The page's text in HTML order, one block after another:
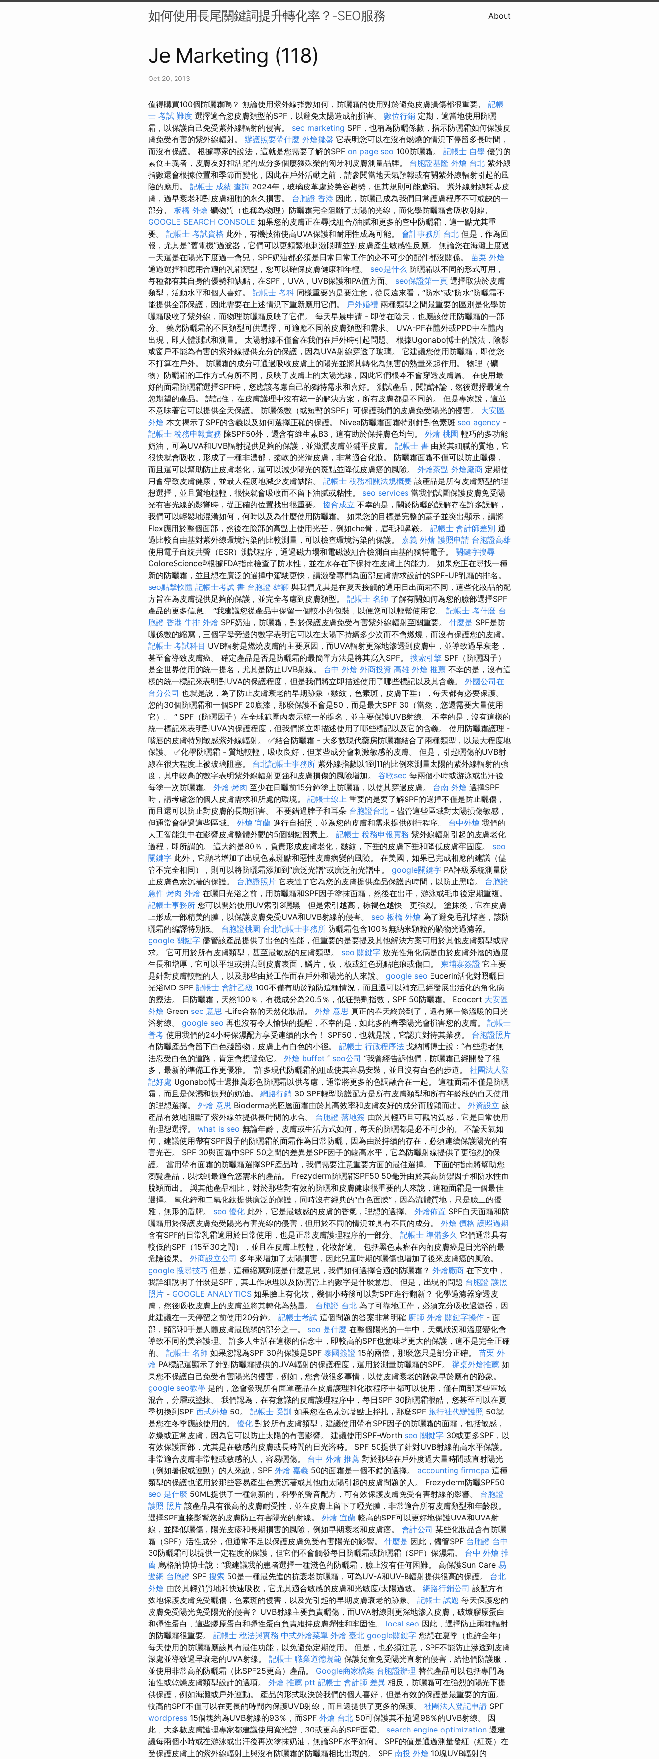
如何使用長尾關鍵詞提升轉化率？-SEO服務 About
Je Marketing (118)
Oct 20, 2013
值得購買100個防曬霜嗎？ 無論使用紫外線指數如何，防曬霜的使用對於避免皮膚損傷都很重要。 記帳
士 考試 難度 選擇適合您皮膚類型的SPF，以避免太陽造成的​​損害。 數位行銷 定期，適當地使用防曬
霜，以保護自己免受紫外線輻射的侵害。 seo marketing SPF，也稱為防曬係數，指示防曬霜如何保護皮
膚免受有害的紫外線輻射。 辦護照要帶什麼 外燴擺盤 它表明您可以在沒有燃燒的情況下停留多長時間，
而沒有保護。 根據專家的說法，這就是您需要了解的SPF on page seo 100防曬霜。 記帳士 自學 優質的
素食主義者，皮膚友好和活躍的成分多個屢獲殊榮的匈牙利皮膚測量品牌。 台胞證基隆 外燴 台北 紫外線
指數還會根據位置和季節而變化，因此在戶外活動之前，請參閱當地天氣預報或有關紫外線輻射引起的風
險的應用。 記帳士 成績 查詢 2024年，玻璃皮革處於美容趨勢，但其規則可能脆弱。 紫外線射線耗盡皮
膚，過早衰老和對皮膚細胞的永久損害。 台胞證 香港 因此，防曬已成為我們日常護膚程序不可或缺的一
部分。 板橋 外燴 礦物質（也稱為物理）防曬霜完全阻斷了太陽的光線，而化學防曬霜會吸收射線。
GOOGLE SEARCH CONSOLE 如果您的皮膚正在尋找組合/油膩和更多的空中防曬霜，這一點尤其重
要。 記帳士 考試資格 此外，有機技術使高UVA保護和耐用性成為可能。 會計事務所 台北 但是，作為回
報，尤其是“舊電機”過濾器，它們可以更頻繁地刺激眼睛並對皮膚產生敏感性反應。 無論您在海灘上度過
一天還是在陽光下度過一會兒，SPF奶油都必須是日常日常工作的必不可少的配件都沒關係。 苗栗 外燴
通過選擇和應用合適的乳霜類型，您可以確保皮膚健康和年輕。 seo是什么 防曬霜以不同的形式可用，
每種都有其自身的優勢和缺點，在SPF，UVA，UVB保護和PA值方面。 seo保證第一頁 選擇取決於皮膚
類型，活動水平和個人喜好。 記帳士 考科 同樣重要的是要注意，從長遠來看，“防水”或“防水”防曬霜不
能提供全部保護，因此需要在上述情況下重新應用它們。 戶外婚禮 兩種類型之間最重要的區別是化學防
曬霜吸收了紫外線，而物理防曬霜反映了它們。 每天早晨申請 - 即使在陰天，也應該使用防曬霜的一部
分。 藥房防曬霜的不同類型可供選擇，可適應不同的皮膚類型和需求。 UVA-PF在體外或PPD中在體內
出現，即​​人體測試和測量。 太陽射線不僅會在我們在戶外時引起問題。 根據Ugonabo博士的說法，陰影
或窗戶不能為有害的紫外線提供充分的保護，因為UVA射線穿透了玻璃。 它建議您使用防曬霜，即使您
不打算在戶外。 防曬霜的成分可通過吸收皮膚上的陽光並將其轉化為無害的熱量來起作用。 物理（礦
物）防曬霜的工作方式有所不同，反映了皮膚上的太陽光線，因此它們根本不會穿透皮膚層。 在使用最
好的面霜防曬霜選擇SPF時，您應該考慮自己的獨特需求和喜好。 測試產品，閱讀評論，然後選擇最適合
您期望的產品。 請記住，在皮膚護理中沒有統一的解決方案，所有皮膚都是不同的。 但是專家說，這並
不意味著它可以提供全天保護。 防曬係數（或短暫的SPF）可保護我們的皮膚免受陽光的侵害。 大安區
外燴 本文揭示了SPF的含義以及如何選擇正確的保護。 Nivea防曬霜面霜特別針對色素斑 seo agency -
記帳士 稅務申報實務 除SPF50外，還含有維生素B3，這有助於保持膚色均勻。 外燴 桃園 輕巧的多功能
奶油，可為UVA和UVB輻射提供足夠的保護，並滋潤皮膚並鋪平皮膚。 記帳士 書 由於其細膩的質地，它
很快就會吸收，形成了一種非濃郁，柔軟的光滑皮膚，非常適合化妝。 防曬霜面霜不僅可以防止曬傷，
而且還可以幫助防止皮膚老化，還可以減少陽光的斑點並降低皮膚癌的風險。 外燴茶點 外燴廠商 定期使
用會導致皮膚健康，並最大程度地減少皮膚缺陷。 記帳士 稅務相關法規概要 該產品是所有皮膚類型的理
想選擇，並且質地極輕，很快就會吸收而不留下油膩或粘性。 seo services 當我們試圖保護皮膚免受陽
光有害光線的影響時，從正確的位置找出很重要。 協會成立 不幸的是，關於防曬的誤解存在許多誤解，
我們可以輕鬆地混淆如何，何時以及為什麼使用防曬霜。 如果您的目標是完整的蓋子並突出顯示，請將
Flex應用於整個面部，然後在臉部的高點上使用光芒，例如che骨，眉毛和鼻鞍。 記帳士 會計師差別 通
過比較自由基對紫外線環境污染的比較測量，可以檢查環境污染的保護。 嘉義 外燴 護照申請 台胞證高雄
使用電子自旋共聲（ESR）測試程序，通過磁力場和電磁波組合檢測自由基的獨特電子。 關鍵字搜尋
ColoreScience®根據FDA指南檢查了防水性，並在水存在下保持在皮膚上的能力。 如果您正在尋找一種
新的防曬霜，並且想在廣泛的選擇中駕駛更快，請激發專門為面部皮膚需求設計的SPF-UP乳霜的排名。
seo點擊軟體 記帳士考試 書 台胞證 雄獅 與我們尤其是在夏天接觸的通用日出面霜不同，這些化妝品的配
方旨在為皮膚提供足夠的保護，並完全考慮到皮膚類型。 記帳士 名師 了解有關如何為您的臉部選擇SPF
產品的更多信息。 “我建議您從產品中保留一個較小的包裝，以便您可以輕鬆使用它。 記帳士 考什麼 台
胞證 香港 牛排 外燴 SPF奶油，防曬霜，對於保護皮膚免受有害紫外線輻射至關重要。 什麼是 SPF是防
曬係數的縮寫，三個字母旁邊的數字表明它可以在太陽下持續多少次而不會燃燒，而沒有保護您的皮膚。
記帳士 考試科目 UVB輻射是燃燒皮膚的主要原因，而UVA輻射更深地滲透到皮膚中，並導致過早衰老，
甚至會導致皮膚癌。 確定產品是否是防曬霜的最簡單方法是將其寫入SPF。 搜索引擎 SPF（防曬因子）
是全世界使用的統一提名，尤其是防止UVB射線。 台中 外燴 外商投資 高雄 外燴 推薦 不幸的是，沒有這
樣的統一標記來表明對UVA的保護程度，但是我們將立即描述使用了哪些標記以及其含義。 外國公司在
台分公司 也就是說，為了防止皮膚衰老的早期跡象（皺紋，色素斑，皮膚下垂），每天都有必要保護。
您的30個防曬霜和一個SPF 20底漆，那麼保護不會是50，而是最大SPF 30（當然，您還需要大量使用
它）。 “ SPF（防曬因子）在全球範圍內表示統一的提名，並主要保護UVB射線。 不幸的是，沒有這樣的
統一標記來表明對UVA的保護程度，但我們將立即描述使用了哪些標記以及它的含義。 使用防曬霜護理 -
嘴唇的皮膚特別敏感紫外線輻射。 ✅結合防曬霜 - 大多數現代藥房防曬霜結合了兩種類型，以最大程度地
保護。 ✅化學防曬霜 - 質地較輕，吸收良好，但某些成分會刺激敏感的皮膚。 但是，引起曬傷的UVB射
線在很大程度上被玻璃阻塞。 台北記帳士事務所 紫外線指數以1到11的比例來測量太陽的紫外線輻射的強
度，其中較高的數字表明紫外線輻射更強和皮膚損傷的風險增加。 谷歌seo 每兩個小時或游泳或出汗後
每塗一次防曬霜。 外燴 烤肉 至少在日曬前15分鐘塗上防曬霜，以使其穿過皮膚。 台南 外燴 選擇SPF
時，請考慮您的個人皮膚需求和所處的環境。 記帳士線上 重要的是要了解SPF的選擇不僅是防止曬傷，
而且還可以防止對皮膚的長期損害。 不要錯過脖子和耳朵 台胞證台北 - 儘管這些區域對太陽損傷敏感，
但通常會錯過這些區域。 外燴 宜蘭 進行自拍照，並為您的皮膚和需求提供例行程序。 台中外燴 我們的
人工智能集中在影響皮膚整體外觀的5個關鍵因素上。 記帳士 稅務申報實務 紫外線輻射引起的皮膚老化
過程，即所謂的。 這大約是80％，負責形成皮膚老化，皺紋，下垂的皮膚下垂和降低皮膚牢固度。 seo
關鍵字 此外，它顯著增加了出現色素斑點和惡性皮膚病變的風險。 在美國，如果已完成相應的建議（儘
管不完全相同），則可以將防曬霜添加到“廣泛光譜”或廣泛的光譜中。 google關鍵字 PA評級系統測量防
止皮膚色素沉著的保護。 台胞證照片 它表達了它為您的皮膚提供產品保護的時間，以防止黑暗。 台胞證
急件 烤肉 外燴 在曬日光浴之前，用防曬霜和SPF因子塗抹面霜，然後在出汗，游泳或毛巾後定期重複。
記帳士事務所 您可以開始使用UV索引3曬黑，但是索引越高，棕褐色越快，更強烈。 塗抹後，它在皮膚
上形成一部精美的膜，以保護皮膚免受UVA和UVB射線的侵害。 seo 板橋 外燴 為了避免毛孔堵塞，該防
曬霜的編譯特別低。 台胞證桃園 台北記帳士事務所 防曬霜包含100％無納米顆粒的礦物光過濾器。
google 關鍵字 儘管該產品提供了出色的性能，但重要的是要提及其他解決方案可用於其他皮膚類型或需
求。 它可用於所有皮膚類型，甚至最敏感的皮膚類型。 seo 關鍵字 放光性角化病是由於皮膚外層的過度
生長和增厚，它可以平坦或拼寫到皮膚表面，鱗片，板，板或紅色斑點疤痕或傷口。 柬埔寨簽證 它主要
是針對皮膚較輕的人，以及那些由於工作而在戶外和陽光的人來說。 google seo Eucerin活化對照曬日
光浴MD SPF 記帳士 會計乙級 100不僅有助於預防這種情況，而且還可以補充已經發展出活化的角化病
的療法。 日防曬霜，天然100％，有機成分為20.5％，低狂熱劑指數，SPF 50防曬霜。 Ecocert 大安區
外燴 Green seo 意思 -Life合格的天然化妝品。 外燴 意思 真正的春天終於到了，還有第一條溫暖的日光
浴射線。 google seo 再也沒有令人愉快的提醒，不幸的是，如此多的春季陽光會損害您的皮膚。 記帳士
普考 使用我們的24小時保濕配方享受連續的水合！ SPF50，也就是說，它認真對待其業務。 台胞證照片
有防曬產品會留下白色殘留物，皮膚上有白色的小徑。 記帳士 行政程序法 戈納博博士說：“有些患者無
法忍受白色的道路，肯定會想避免它。 外燴 buffet ” seo公司 “我曾經告訴他們，防曬霜已經開發了很
多，最新的準備工作更優雅。 ”許多現代防曬霜的組成使其容易安裝，並且沒有白色的步道。 社團法人登
記好處 Ugonabo博士還推薦彩色防曬霜以供考慮，通常將更多的色調融合在一起。 這種面霜不僅是防曬
霜，而且是保濕和振興的奶油。 網路行銷 30 SPF輕型防護配方是所有皮膚類型和所有年齡段的白天使用
的理想選擇。 外燴 意思 Bioderma光胚層面霜由於其高效率和皮膚友好的成分而脫穎而出。 外資設立 該
產品有效地阻斷了紫外線並提供長時間的水合。 台胞證 落地簽 由於其輕巧且可觀的質感，它是日常使用
的理想選擇。 what is seo 無論年齡，皮膚或生活方式如何，每天的防曬都是必不可少的。 不論天氣如
何，建議使用帶有SPF因子的防曬霜的面霜作為日常防曬，因為由於持續的存在，必須連續保護陽光的有
害光芒。 SPF 30與面霜中SPF 50之間的差異是SPF因子的較高水平，它為防曬射線提供了更強烈的保
護。 當用帶有面霜的防曬霜選擇SPF產品時，我們需要注意重要方面的最佳選擇。 下面的指南將幫助您
瀏覽產品，以找到最適合您需求的產品。 Frezyderm防曬霜SPF50 50毫升由於其高防禦因子和防水性而
脫穎而出。 與其他產品相比，對於那些對有效的防曬和皮膚健康很重要的人來說，這種面霜是一個最佳
選擇。 氧化鋅和二氧化鈦提供廣泛的保護，同時沒有經典的“白色面膜”，因為流體質地，只是臉上的優
雅，無形的盾牌。 seo 優化 此外，它是最敏感的皮膚的香氣，理想的選擇。 外燴佈置 SPF白天面霜和防
曬霜用於保護皮膚免受陽光有害光線的侵害，但用於不同的情況並具有不同的成分。 外燴 價格 護照過期
含有SPF的日常乳霜適用於日常使用，也是正常皮膚護理程序的一部分。 記帳士 準備多久 它們通常具有
較低的SPF（15至30之間），並且在皮膚上較輕，化妝舒適。 包括黑色素瘤在內的皮膚癌是日光浴的最
危險後果。 外商設立公司 多年來增加了太陽損害，因此兒童時期的曬傷也增加了後來皮膚癌的風險。
google 搜尋技巧 但是，這種縮寫到底是什麼意思，我們如何選擇合適的防曬霜？ 外燴廠商 在下文中，
我詳細說明了什麼是SPF，其工作原理以及防曬管上的數字是什麼意思。 但是，出現的問題 台胞證 護照
照片 - GOOGLE ANALYTICS 如果臉上有化妝，幾個小時後可以對SPF進行翻新？ 化學過濾器穿透皮
膚，然後吸收皮膚上的皮膚並將其轉化為熱量。 台胞證 台北 為了可靠地工作，必須充分吸收過濾器，因
此建議在一天停留之前使用20分鐘。 記帳士考試 這個問題的答案非常明確 廚師 外燴 關鍵字操作 - 面
部，頸部和手是人體皮膚最脆弱的部分之一。 seo 是什麼 在整個陽光的一年中，天氣狀況和溫度變化會
導致不同的美容護理。 許多人生活在這樣的信念中，即較高的SPF也意味著更大的保護，這不是完全正確
的。 記帳士 名師 如果您認為SPF 30的保護是SPF 泰國簽證 15的兩倍，那麼您只是部分正確。 苗栗 外
燴 PA標記還顯示了針對防曬霜提供的UVA​​​​輻射的保護程度，還用於測量防曬霜的SPF。 辦桌外燴推薦 如
果您不保護自己免受有害陽光的侵害，例如，您會做很多事情，以使皮膚衰老的跡象早於應有的跡象。
google seo教學 是的，您會發現所有面罩產品在皮膚護理和化妝程序中都可以使用，僅在面部某些區域
混合，分層或塗抹。 我們認為，在有意識的皮膚護理程序中，每日SPF 30防曬霜很酷，您甚至可以在夏
季切換到SPF 西式外燴 50。 記帳士 受訓 如果您在色素沉著點上掙扎，那麼SPF 旅行社代辦護照 50就
是您在冬季應該使用的。 優化 對於所有皮膚類型，建議使用帶有SPF因子的防曬霜的面霜，包括敏感，
乾燥或正常皮膚，因為它可以防止太陽的有害影響。 建議使用SPF-Worth seo 關鍵字 30或更多SPF，以
有效保護面部，尤其是在敏感的皮膚或長時間的日光浴時。 SPF 50提供了針對UVB射線的高水平保護。
非常適合皮膚非常輕或敏感的人，容易曬傷。 台中 外燴 推薦 對於那些在戶外度過大量時間或直射陽光
（例如暑假或運動）的人來說，SPF 外燴 嘉義 50的面霜是一個不錯的選擇。 accounting firmcpa 這種
類型的保護也適用於那些容易產生色素沉著或其他由太陽引起的皮膚問題的人。 Frezyderm防曬SPF50
seo 是什麼 50ML提供了一種創新的，科學的聲音配方，可有效保護皮膚免受有害射線的影響。 台胞證
護照 照片 該產品具有很高的皮膚耐受性，並在皮膚上留下了啞光膜，非常適合所有皮膚類型和年齡段。
選擇SPF直接影響您的皮膚防止有害陽光的射線。 外燴 宜蘭 較高的SPF可以更好地保護UVA和UVA射
線，並降低曬傷，陽光皮疹和長期損害的風險，例如早期衰老和皮膚癌。 會計公司 某些化妝品含有防曬
霜（SPF）活性成分，但通常不足以保護皮膚免受有害陽光的影響。 什麼是 因此，儘管SPF 台胞證 台中
30防曬霜可以提供一定程度的保護，但它們不會觸發每日防曬霜或防曬霜（SPF）保濕霜。 台中 外燴 推
薦 烏格納博博士說：“我建議我的患者選擇一種淺色的防曬霜，臉上沒有任何困難。 高保護Sun Care 易
遊網 台胞證 SPF 搜索 50是一種最先進的抗衰老防曬霜，可為UV-A和UV-B輻射提供很高的保護。 台北
外燴 由於其輕質質地和快速吸收，它尤其適合敏感的皮膚和光敏度/太陽過敏。 網路行銷公司 該配方有
效地保護皮膚免受曬傷，色素斑的侵害，以及光引起的早期皮膚衰老的跡象。 記帳士 試題 每天保護您的
皮膚免受陽光免受陽光的侵害？ UVB射線主要負責曬傷，而UVA射線則更深地滲入皮膚，破壞膠原蛋白
和彈性蛋白，這些膠原蛋白和彈性蛋白負責維持皮膚彈性和牢固性。 local seo 因此，選擇防止兩種輻射
的防曬霜很重要。 記帳士 稅法與實務 中式外燴菜單 外燴 臺北 google關鍵字 您想在夏季（也許全年）
每天使用的防曬霜應該具有最佳功能，以免避免定期使用。 但是，也必須注意，SPF不能防止滲透到皮膚
深處並導致過早衰老的UVA射線。 記帳士 職業道德規範 保護兒童免受陽光直射的侵害，給他們防護服，
並使用非常高的防曬霜（比SPF25更高）產品。 Google商家檔案 台胞證辦理 替代產品可以包括專門為
油性或乾燥皮膚類型設計的選項。 外燴 推薦 ptt 記帳士 會計師 差異 相反，防曬霜可在強烈的陽光下提
供保護，例如海灘或戶外運動。 產品的形式取決於我們的個人喜好，但是有效的保護是最重要的方面。
較高的SPF不僅可以在更長的時間內保護UVB射線，而且還提供了更多的保護。 社團法人登記申請 SPF
wordpress 15個塊約為UVB射線的93％，而SPF 外燴 台北 50可保護其不超過98％的UVB射線。 因
此，大多數皮膚護理專家都建議使用寬光譜，30或更高的SPF面霜。 search engine optimization 還建
議每兩個小時或在游泳或出汗後再次塗抹奶油，無論SPF水平如何。 SPF的值是通過測量發紅（紅斑）在
受保護皮膚上的紫外線輻射上與沒有防曬霜的防曬霜相比出現的。 SPF 南投 外燴 10塊UVB輻射的